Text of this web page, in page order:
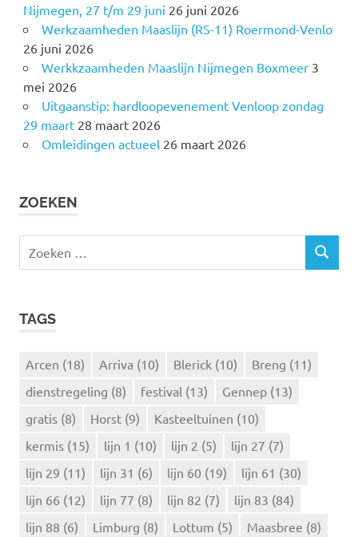
Nijmegen, 27 t/m 29 juni 26 juni 2026
Werkzaamheden Maaslijn (RS-11) Roermond-Venlo
26 juni 2026
Werkkzaamheden Maaslijn Nijmegen Boxmeer 3
mei 2026
Uitgaanstip: hardloopevenement Venloop zondag
29 maart 28 maart 2026
Omleidingen actueel 26 maart 2026
ZOEKEN
e
Z
TAGS
Arcen (18) Arriva (10) Blerick (10) Breng (11)
dienstregeling (8) festival (13) Gennep (13)
gratis (8) Horst (9) Kasteeltuinen (10)
kermis (15) lijn 1 (10) lijn 2 (5) lijn 27 (7)
lijn 29 (11) lijn 31 (6) lijn 60 (19) lijn 61 (30)
lijn 66 (12) lijn 77 (8) lijn 82 (7) lijn 83 (84)
lijn 88 (6) Limburg (8) Lottum (5) Maasbree (8)